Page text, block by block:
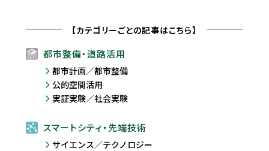
【カテゴリーごとの記事はこちら】
都市整備・道路活用
都市計画／都市整備
公的空間活用
実証実験／社会実験
スマートシティ・先端技術
サイエンス／テクノロジー